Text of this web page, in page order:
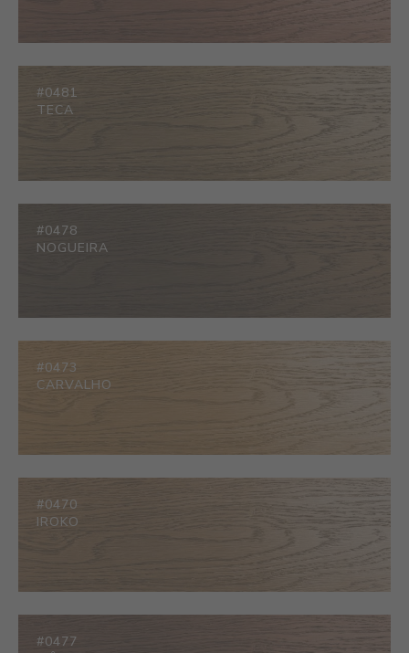
#0481
TECA
#0478
NOGUEIRA
#0473
CARVALHO
#0470
IROKO
#0477